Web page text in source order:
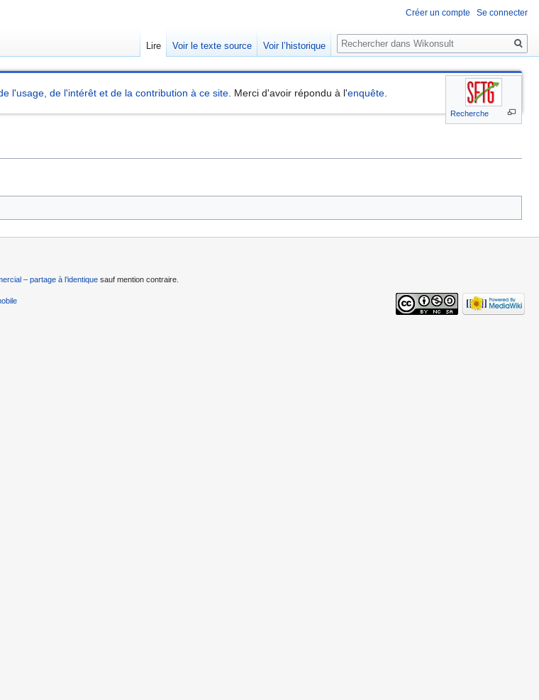
Recherche
l'usage, de l'intérêt et de la contribution à ce site . Merci d'avoir répondu à l'enquête
Créer un compte Se connecter
Lire Voir le texte source Voir l’historique
Rechercher
– partage à l’identique sauf mention contraire.